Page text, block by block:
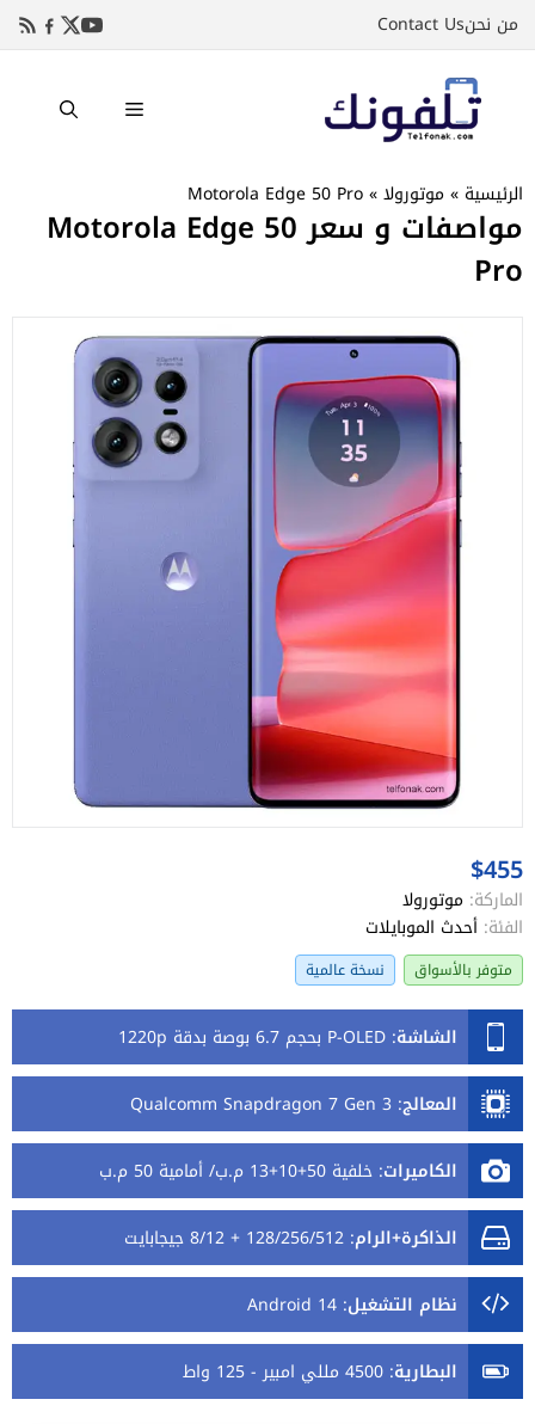
إلىمن نحنContact Us
القائمة
الرئيسية »موتورولا»
Motorola Edge 50 Pro
مواصفات و سعر Motorola Edge 50
Pro
$455
الماركة: موتورولا
الفئة: أحدث الموبايلات
متوفر بالأسواق نسخة عالمية
الشاشة: P-OLED بحجم 6.7 بوصة بدقة 1220p
المعالج:
Qualcomm Snapdragon 7 Gen 3
الكاميرات: خلفية 50+10+13 م.ب/ أمامية 50 م.ب
الذاكرة+الرام: 128/256/512 + 8/12 جيجابايت
نظام التشغيل:
Android 14
البطارية: 4500 مللي امبير - 125 واط